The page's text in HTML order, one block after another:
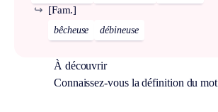
[Fam.]
↪
bêcheuse débineuse
À découvrir
Connaissez-vous la définition du mot